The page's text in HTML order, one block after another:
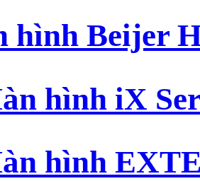
hình Beijer
hình iX
hình